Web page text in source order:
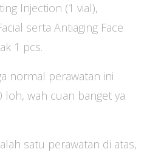
Injection (1 vial),
serta Antiaging Face
1 pcs.
normal perawatan ini
loh, wah cuan banget ya
satu perawatan di atas,